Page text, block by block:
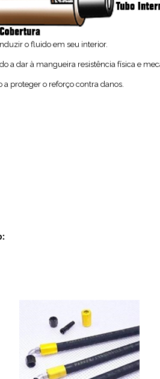
o fluido em seu interior.
a dar à mangueira resistência física e
proteger o reforço contra danos.